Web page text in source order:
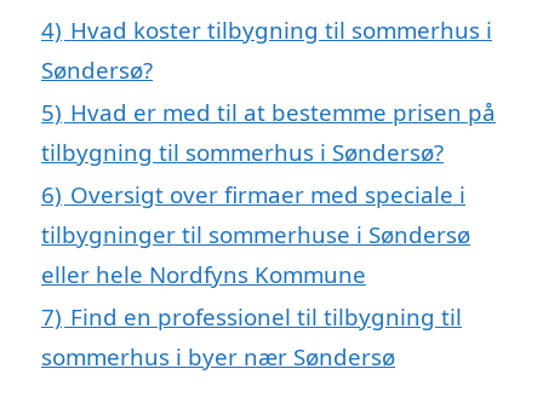
4) Hvad koster tilbygning til sommerhus i
Søndersø?
5) Hvad er med til at bestemme prisen på
tilbygning til sommerhus i Søndersø?
6) Oversigt over firmaer med speciale i
tilbygninger til sommerhuse i Søndersø
eller hele Nordfyns Kommune
7) Find en professionel til tilbygning til
sommerhus i byer nær Søndersø